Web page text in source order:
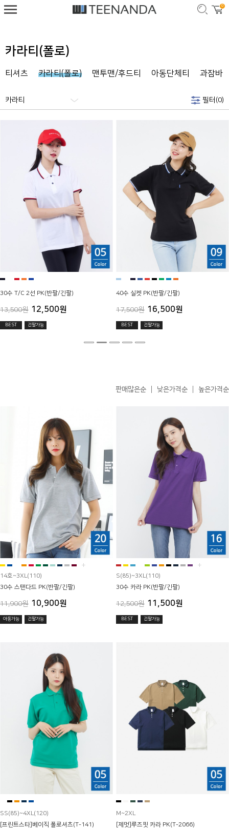
0
카라티(폴로)
티셔츠 카라티(폴로) 맨투맨/후드티 아동단체티 과잠바
카라티 필터(0)
30수 T/C 2선 PK(반팔/긴팔)
13,500원 12,500원
BEST 긴팔가능
40수 실켓 PK(반팔/긴팔)
17,500원 16,500원
BEST 긴팔가능
판매많은순 낮은가격순 높은가격순
+
14호~3XL(110)
30수 스탠다드 PK(반팔/긴팔)
11,900원 10,900원
아동가능 긴팔가능
+
S(85)~3XL(110)
30수 카라 PK(반팔/긴팔)
12,500원 11,500원
BEST 긴팔가능
SS(85)~4XL(120)
[프린트스타]베이직 폴로셔츠(T-141)
M~2XL
[제멋]루즈핏 카라 PK(T-2066)